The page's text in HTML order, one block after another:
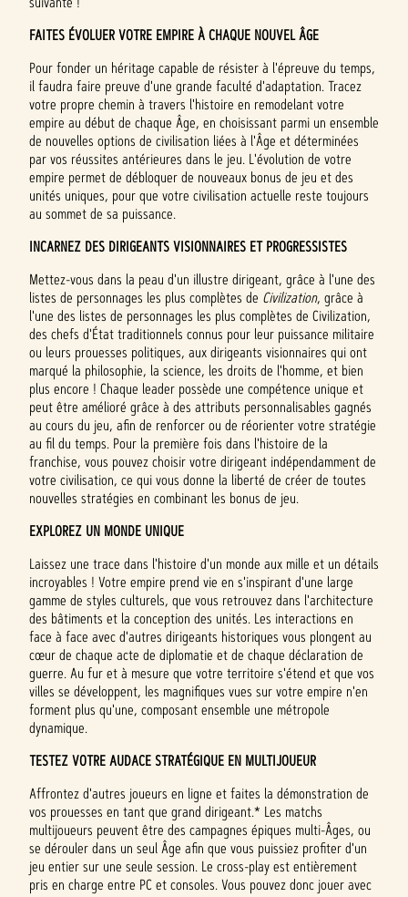
FAITES ÉVOLUER VOTRE EMPIRE À CHAQUE NOUVEL ÂGE
Pour fonder un héritage capable de résister à l'épreuve du temps,
il faudra faire preuve d'une grande faculté d'adaptation. Tracez
votre propre chemin à travers l'histoire en remodelant votre
empire au début de chaque Âge, en choisissant parmi un ensemble
de nouvelles options de civilisation liées à l'Âge et déterminées
par vos réussites antérieures dans le jeu. L'évolution de votre
empire permet de débloquer de nouveaux bonus de jeu et des
unités uniques, pour que votre civilisation actuelle reste toujours
au sommet de sa puissance.
INCARNEZ DES DIRIGEANTS VISIONNAIRES ET PROGRESSISTES
Mettez-vous dans la peau d'un illustre dirigeant, grâce à l'une des
listes de personnages les plus complètes de Civilization, grâce à
l'une des listes de personnages les plus complètes de Civilization,
des chefs d'État traditionnels connus pour leur puissance militaire
ou leurs prouesses politiques, aux dirigeants visionnaires qui ont
marqué la philosophie, la science, les droits de l'homme, et bien
plus encore ! Chaque leader possède une compétence unique et
peut être amélioré grâce à des attributs personnalisables gagnés
au cours du jeu, afin de renforcer ou de réorienter votre stratégie
au fil du temps. Pour la première fois dans l'histoire de la
franchise, vous pouvez choisir votre dirigeant indépendamment de
votre civilisation, ce qui vous donne la liberté de créer de toutes
nouvelles stratégies en combinant les bonus de jeu.
EXPLOREZ UN MONDE UNIQUE
Laissez une trace dans l'histoire d'un monde aux mille et un détails
incroyables ! Votre empire prend vie en s'inspirant d'une large
gamme de styles culturels, que vous retrouvez dans l'architecture
des bâtiments et la conception des unités. Les interactions en
face à face avec d'autres dirigeants historiques vous plongent au
cœur de chaque acte de diplomatie et de chaque déclaration de
guerre. Au fur et à mesure que votre territoire s'étend et que vos
villes se développent, les magnifiques vues sur votre empire n'en
forment plus qu'une, composant ensemble une métropole
dynamique.
TESTEZ VOTRE AUDACE STRATÉGIQUE EN MULTIJOUEUR
Affrontez d'autres joueurs en ligne et faites la démonstration de
vos prouesses en tant que grand dirigeant.* Les matchs
multijoueurs peuvent être des campagnes épiques multi-Âges, ou
se dérouler dans un seul Âge afin que vous puissiez profiter d'un
jeu entier sur une seule session. Le cross-play est entièrement
pris en charge entre PC et consoles. Vous pouvez donc jouer avec